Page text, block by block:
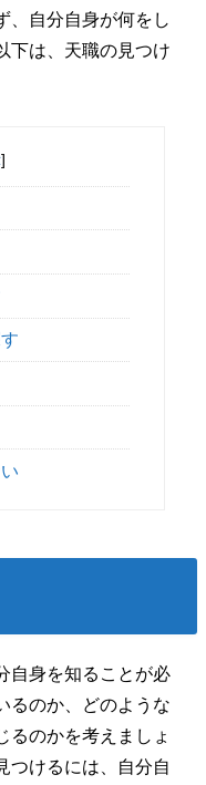
、自分自身が何をし
下は、天職の見つけ
]
自身を知ることが必
るのか、どのような
るのかを考えましょ
つけるには、自分自